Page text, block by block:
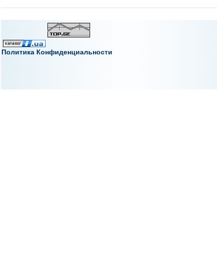
Политика Конфиденциальности